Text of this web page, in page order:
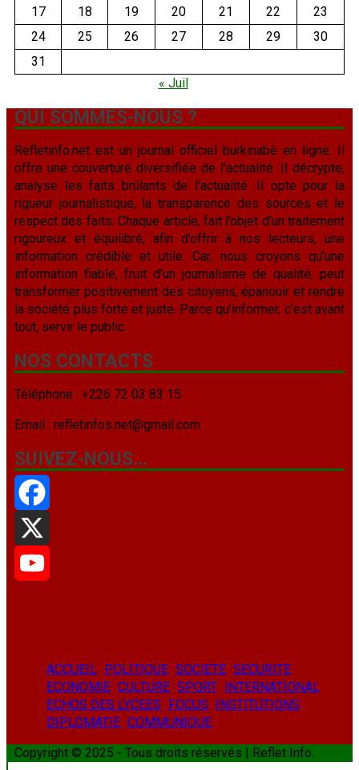
17
18 19 20 21 22
23
24
25 26 27 28 29
30
31
« Juil
QUI SOMMES-NOUS ?
Refletinfo.net est un journal officiel burkinabè en ligne. Il
offre une couverture diversifiée de l'actualité. Il décrypte,
analyse les faits brûlants de l'actualité. Il opte pour la
rigueur journalistique, la transparence des sources et le
respect des faits. Chaque article, fait l’objet d’un traitement
rigoureux et équilibré, afin d’offrir à nos lecteurs, une
information crédible et utile. Car, nous croyons qu’une
information fiable, fruit d’un journalisme de qualité, peut
transformer positivement des citoyens, épanouir et rendre
la société plus forte et juste. Parce qu’informer, c’est avant
tout, servir le public.
NOS CONTACTS
Téléphone : +226 72 03 83 15
Email : refletinfos.net@gmail.com
SUIVEZ-NOUS…
Facebook
X
ACCUEIL POLITIQUE SOCIETE SECURITE
ECONOMIE CULTURE SPORT INTERNATIONAL
ECHOS DES LYCEES FOCUS INSTITUTIONS
DIPLOMATIE COMMUNIQUE
Copyright © 2025 - Tous droits réservés | Reflet Info.